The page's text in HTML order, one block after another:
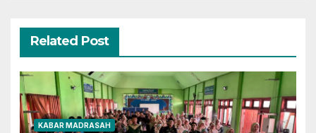
Related Post
KABAR MADRASAH